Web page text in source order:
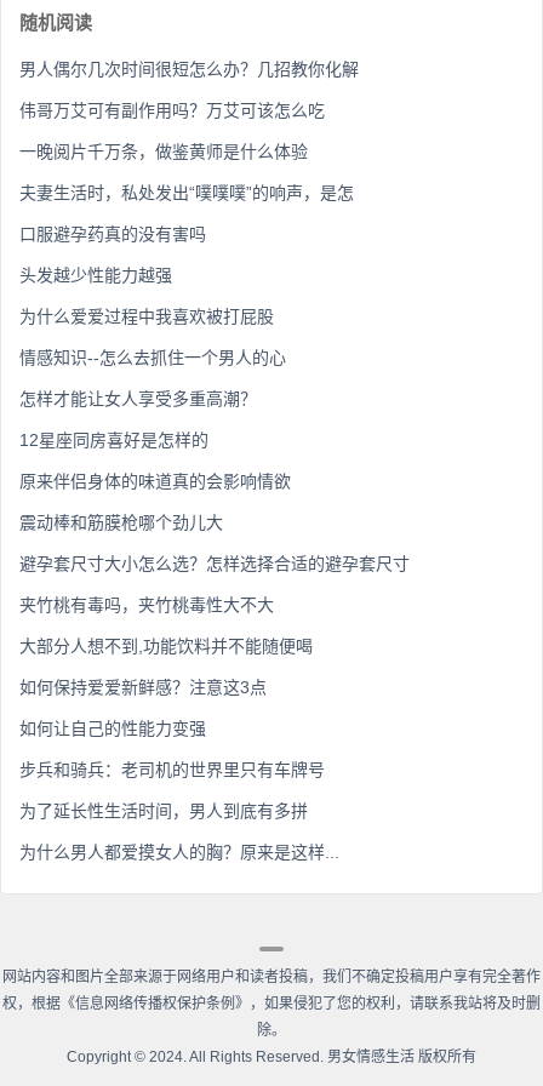
随机阅读
男人偶尔几次时间很短怎么办？几招教你化解
伟哥万艾可有副作用吗？万艾可该怎么吃
一晚阅片千万条，做鉴黄师是什么体验
夫妻生活时，私处发出“噗噗噗”的响声，是怎
口服避孕药真的没有害吗
头发越少性能力越强
为什么爱爱过程中我喜欢被打屁股
情感知识--怎么去抓住一个男人的心
怎样才能让女人享受多重高潮？
12星座同房喜好是怎样的
原来伴侣身体的味道真的会影响情欲
震动棒和筋膜枪哪个劲儿大
避孕套尺寸大小怎么选？怎样选择合适的避孕套尺寸
夹竹桃有毒吗，夹竹桃毒性大不大
大部分人想不到,功能饮料并不能随便喝
如何保持爱爱新鲜感？注意这3点
如何让自己的性能力变强
步兵和骑兵：老司机的世界里只有车牌号
为了延长性生活时间，男人到底有多拼
为什么男人都爱摸女人的胸？原来是这样...
网站内容和图片全部来源于网络用户和读者投稿，我们不确定投稿用户享有完全著作
权，根据《信息网络传播权保护条例》，如果侵犯了您的权利，请联系我站将及时删
除。
Copyright© 2024. All Rights Reserved. 男女情感生活 版权所有